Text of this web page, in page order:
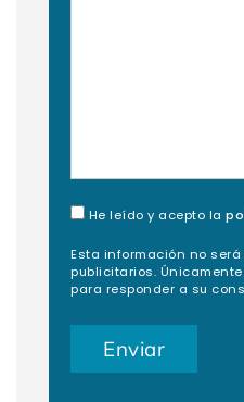
He leído y acepto la
Esta información no
publicitarios.
para responder a su